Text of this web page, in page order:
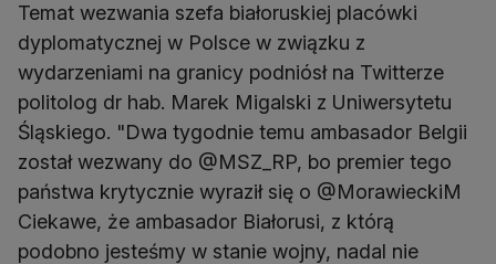
Temat wezwania szefa białoruskiej placówki
dyplomatycznej w Polsce w związku z
wydarzeniami na granicy podniósł na Twitterze
politolog dr hab. Marek Migalski z Uniwersytetu
Śląskiego. "Dwa tygodnie temu ambasador Belgii
został wezwany do @MSZ_RP, bo premier tego
państwa krytycznie wyraził się o @MorawieckiM
Ciekawe, że ambasador Białorusi, z którą
podobno jesteśmy w stanie wojny, nadal nie